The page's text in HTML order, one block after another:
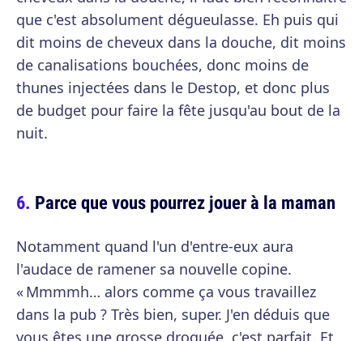
que c'est absolument dégueulasse. Eh puis qui
dit moins de cheveux dans la douche, dit moins
de canalisations bouchées, donc moins de
thunes injectées dans le Destop, et donc plus
de budget pour faire la fête jusqu'au bout de la
nuit.
Parce que vous pourrez jouer à la maman
Notamment quand l'un d'entre-eux aura
l'audace de ramener sa nouvelle copine.
« Mmmmh… alors comme ça vous travaillez
dans la pub ? Très bien, super. J'en déduis que
vous êtes une grosse droguée, c'est parfait. Et